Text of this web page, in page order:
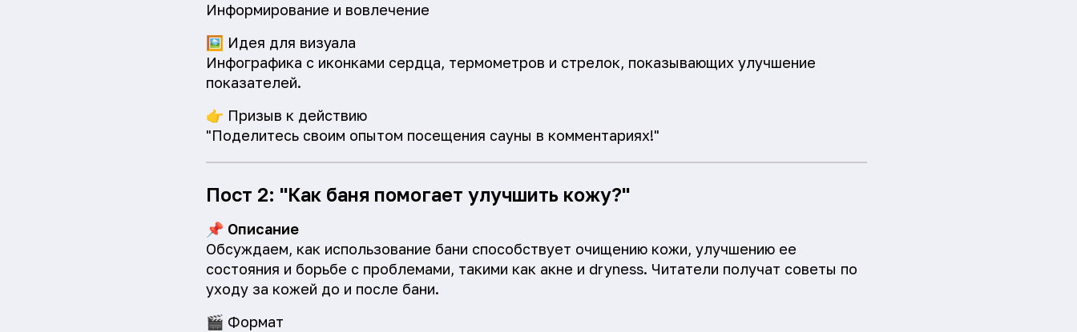
Информирование и вовлечение
🖼️ Идея для визуала
Инфографика с иконками сердца, термометров и стрелок, показывающих улучшение
показателей.
👉 Призыв к действию
"Поделитесь своим опытом посещения сауны в комментариях!"
Пост 2: "Как баня помогает улучшить кожу?"
📌 Описание
Обсуждаем, как использование бани способствует очищению кожи, улучшению ее
состояния и борьбе с проблемами, такими как акне и dryness. Читатели получат советы по
уходу за кожей до и после бани.
🎬 Формат